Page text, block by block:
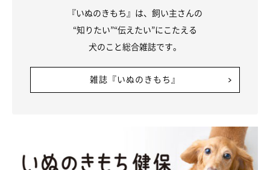
『いぬのきもち』は、飼い主さんの
“知りたい”“伝えたい”にこたえる
犬のこと総合雑誌です。
雑誌『いぬのきもち』